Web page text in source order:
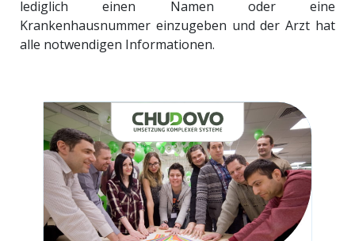
lediglich einen Namen oder eine
Krankenhausnummer einzugeben und der Arzt hat
alle notwendigen Informationen.